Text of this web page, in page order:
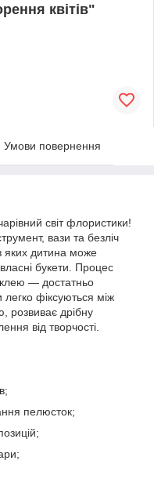
квітів"
Умови повернення
світ флористики!
вази та безліч
яких дитина може
власні букети. Процес
клею — достатньо
легко фіксуються між
розвиває дрібну
від творчості.
пелюсток;